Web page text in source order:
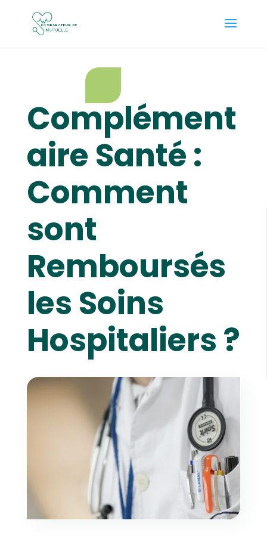
Complément
aire Santé :
Comment
sont
Remboursés
les Soins
Hospitaliers ?